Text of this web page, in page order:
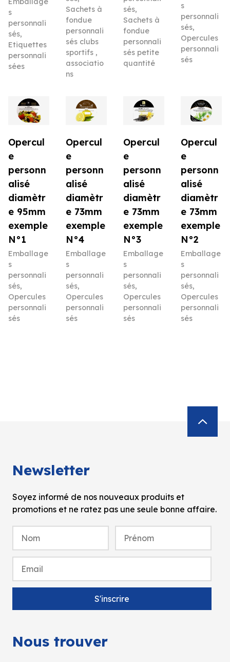
s
personnali
sés,
Etiquettes
personnali
sées
Sachets à
fondue
personnali
sés clubs
sportifs ,
associatio
ns
sés,
Sachets à
fondue
personnali
sés petite
quantité
s
personnali
sés,
Opercules
personnali
sés
Opercul
e
personn
alisé
diamètr
e 95mm
exemple
N°1
Emballage
s
personnali
sés,
Opercules
personnali
sés
Opercul
e
personn
alisé
diamètr
e 73mm
exemple
N°4
Emballage
s
personnali
sés,
Opercules
personnali
sés
Opercul
e
personn
alisé
diamètr
e 73mm
exemple
N°3
Emballage
s
personnali
sés,
Opercules
personnali
sés
Opercul
e
personn
alisé
diamètr
e 73mm
exemple
N°2
Emballage
s
personnali
sés,
Opercules
personnali
sés
Newsletter
Soyez informé de nos nouveaux produits et
promotions et ne ratez pas une seule bonne affaire.
Nous trouver